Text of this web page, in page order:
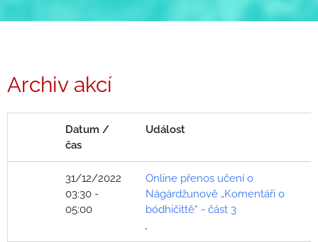
Archiv akcí
Datum /
čas
Událost
31/12/2022
03:30 -
05:00
Online přenos učení o
Nágárdžunově „Komentáři o
bódhičittě“ - část 3
,